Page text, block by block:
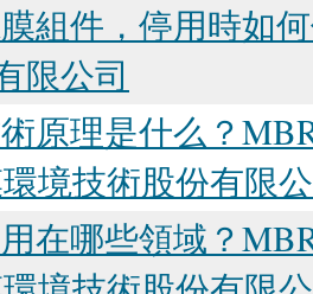
組件，停用時如
限公司
原理是什么？
境技術股份有限
在哪些領域？